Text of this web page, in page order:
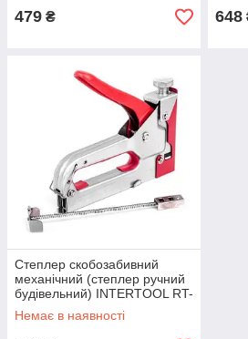
479 ₴ 648
Степлер скобозабивний
механічний (степлер ручний
будівельний) INTERTOOL RT-
0102 : від 4 до 14 мм
сталевий корпус
Немає в наявності